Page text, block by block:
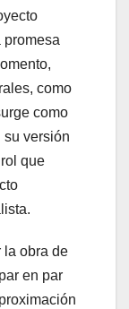
como
como
su versión
que
la obra de
en par